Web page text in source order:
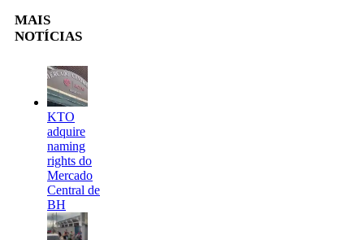
MAIS
NOTÍCIAS
KTO
adquire
naming
rights do
Mercado
Central de
BH